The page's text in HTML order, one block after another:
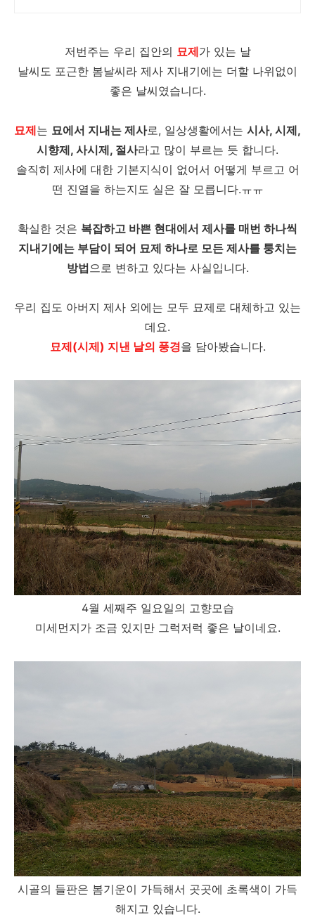
저번주는 우리 집안의 묘제가 있는 날
날씨도 포근한 봄날씨라 제사 지내기에는 더할 나위없이
좋은 날씨였습니다.
묘제는 묘에서 지내는 제사로, 일상생활에서는 시사, 시제,
시향제, 사시제, 절사라고 많이 부르는 듯 합니다.
솔직히 제사에 대한 기본지식이 없어서 어떻게 부르고 어
떤 진열을 하는지도 실은 잘 모릅니다.ㅠㅠ
확실한 것은 복잡하고 바쁜 현대에서 제사를 매번 하나씩
지내기에는 부담이 되어 묘제 하나로 모든 제사를 퉁치는
방법으로 변하고 있다는 사실입니다.
우리 집도 아버지 제사 외에는 모두 묘제로 대체하고 있는
데요.
묘제(시제) 지낸 날의 풍경을 담아봤습니다.
4월 세째주 일요일의 고향모습
미세먼지가 조금 있지만 그럭저럭 좋은 날이네요.
시골의 들판은 봄기운이 가득해서 곳곳에 초록색이 가득
해지고 있습니다.